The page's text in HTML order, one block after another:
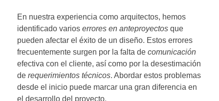
En nuestra experiencia como arquitectos, hemos
identificado varios errores en anteproyectos que
pueden afectar el éxito de un diseño. Estos errores
frecuentemente surgen por la falta de comunicación
efectiva con el cliente, así como por la desestimación
de requerimientos técnicos. Abordar estos problemas
desde el inicio puede marcar una gran diferencia en
el desarrollo del proyecto.